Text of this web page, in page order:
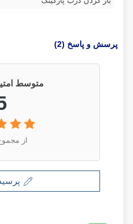
پرسش و پاسخ (2)
متوسط
از مجموع 2